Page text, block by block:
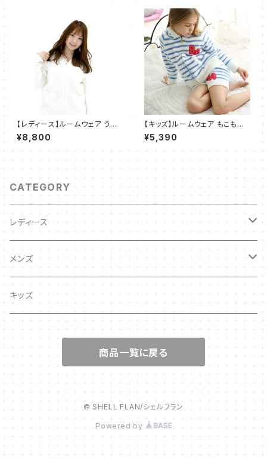
【レディース】ルームウェア うさ
ぎ モコモコ パーカー 部屋着 2
点セット SH508
¥8,800
【キッズ】ルームウェア もこもこ
パジャマ 部屋着 2点セット
¥5,390
CATEGORY
レディース
キッズ
メンズ
キッズ
キッズ
商品一覧に戻る
© SHELL FLAN/シェルフラン
Powered by